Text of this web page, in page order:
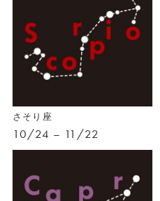
さそり座
10/24 – 11/22